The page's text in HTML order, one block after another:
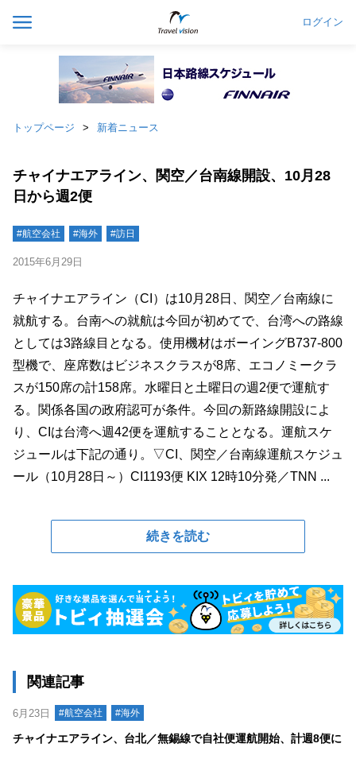
ログイン
トップページ 新着ニュース
チャイナエアライン、関空／台南線開設、10月28
日から週2便
#航空会社 #海外 #訪日
2015年6月29日
チャイナエアライン（CI）は10月28日、関空／台南線に
就航する。台南への就航は今回が初めてで、台湾への路線
としては3路線目となる。使用機材はボーイングB737-800
型機で、座席数はビジネスクラスが8席、エコノミークラ
スが150席の計158席。水曜日と土曜日の週2便で運航す
る。関係各国の政府認可が条件。今回の新路線開設によ
り、CIは台湾へ週42便を運航することとなる。運航スケ
ジュールは下記の通り。▽CI、関空／台南線運航スケジュ
ール（10月28日～）CI1193便 KIX 12時10分発／TNN ...
続きを読む
関連記事
6月23日 #航空会社 #海外
チャイナエアライン、台北／無錫線で自社便運航開始、計週8便に